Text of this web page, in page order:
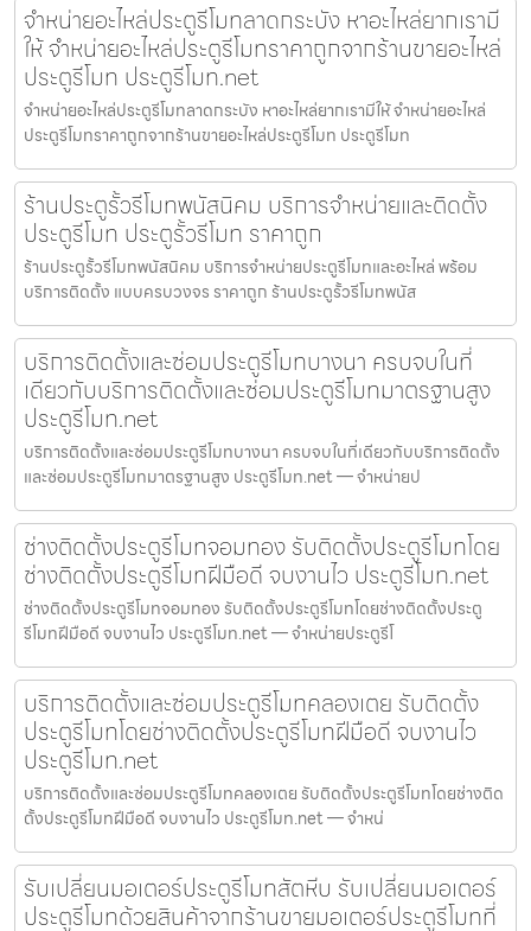
จำหน่ายอะไหล่ประตูรีโมทลาดกระบัง หาอะไหล่ยากเรามี
ให้ จำหน่ายอะไหล่ประตูรีโมทราคาถูกจากร้านขายอะไหล่
ประตูรีโมท ประตูรีโมท.net
จำหน่ายอะไหล่ประตูรีโมทลาดกระบัง หาอะไหล่ยากเรามีให้ จำหน่ายอะไหล่
ประตูรีโมทราคาถูกจากร้านขายอะไหล่ประตูรีโมท ประตูรีโมท
ร้านประตูรั้วรีโมทพนัสนิคม บริการจำหน่ายและติดตั้ง
ประตูรีโมท ประตูรั้วรีโมท ราคาถูก
ร้านประตูรั้วรีโมทพนัสนิคม บริการจำหน่ายประตูรีโมทและอะไหล่ พร้อม
บริการติดตั้ง แบบครบวงจร ราคาถูก ร้านประตูรั้วรีโมทพนัส
บริการติดตั้งและซ่อมประตูรีโมทบางนา ครบจบในที่
เดียวกับบริการติดตั้งและซ่อมประตูรีโมทมาตรฐานสูง
ประตูรีโมท.net
บริการติดตั้งและซ่อมประตูรีโมทบางนา ครบจบในที่เดียวกับบริการติดตั้ง
และซ่อมประตูรีโมทมาตรฐานสูง ประตูรีโมท.net — จำหน่ายป
ช่างติดตั้งประตูรีโมทจอมทอง รับติดตั้งประตูรีโมทโดย
ช่างติดตั้งประตูรีโมทฝีมือดี จบงานไว ประตูรีโมท.net
ช่างติดตั้งประตูรีโมทจอมทอง รับติดตั้งประตูรีโมทโดยช่างติดตั้งประตู
รีโมทฝีมือดี จบงานไว ประตูรีโมท.net — จำหน่ายประตูรีโ
บริการติดตั้งและซ่อมประตูรีโมทคลองเตย รับติดตั้ง
ประตูรีโมทโดยช่างติดตั้งประตูรีโมทฝีมือดี จบงานไว
ประตูรีโมท.net
บริการติดตั้งและซ่อมประตูรีโมทคลองเตย รับติดตั้งประตูรีโมทโดยช่างติด
ตั้งประตูรีโมทฝีมือดี จบงานไว ประตูรีโมท.net — จำหน่
รับเปลี่ยนมอเตอร์ประตูรีโมทสัตหีบ รับเปลี่ยนมอเตอร์
ประตูรีโมทด้วยสินค้าจากร้านขายมอเตอร์ประตูรีโมทที่